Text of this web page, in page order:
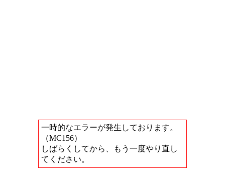
一時的なエラーが発生しております。
（MC156）
しばらくしてから、もう一度やり直し
てください。